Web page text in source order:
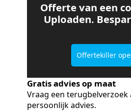
Offerte van een
Uploaden.
Offertekiller
Gratis advies op maat
Vraag een terugbelverzoek
persoonlijk advies.